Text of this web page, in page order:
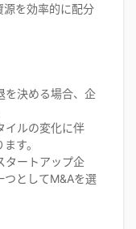
源を効率的に配分
を決める場合、企
イルの変化に伴
す。
タートアップ企
つとしてM&Aを選